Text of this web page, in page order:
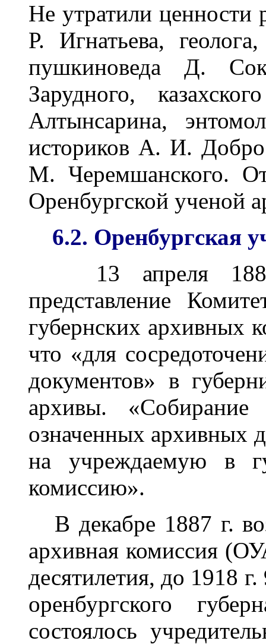
Не утратили ценности
Р. Игнатьева,
пушкиноведа Д.
Зарудного,
Алтынсарина,
историков А. И.
М. Черемшанского.
Оренбургской ученой
6.2. Оренбургская
13 апреля 1884
представление
губернских архивных
что «для
документов» в
архивы.
означенных архивных
на учреждаемую в
комиссию».
В декабре 1887 г.
архивная комиссия
десятилетия, до 1918
оренбургского
состоялось